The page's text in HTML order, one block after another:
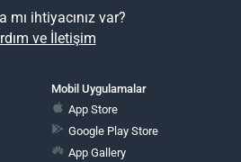
mı ihtiyacınız var?
ve İletişim
Mobil Uygulamalar
App Store
Google Play Store
App Gallery